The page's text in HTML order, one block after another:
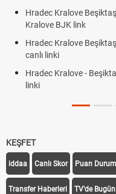
Hradec Kralove
Kralove BJK link
Hradec Kralove
canlı linki
Hradec Kralove -
linki
KEŞFET
iddaa Canlı Skor Puan
Transfer Haberleri TV'de Bugün